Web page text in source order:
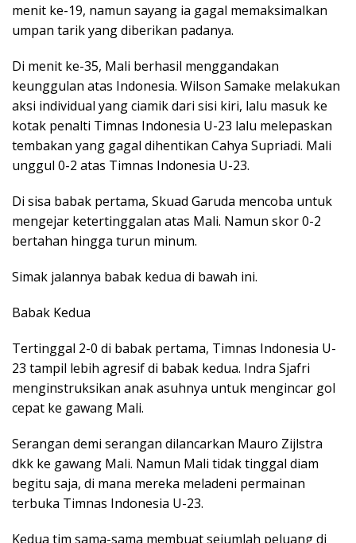
menit ke-19, namun sayang ia gagal memaksimalkan
umpan tarik yang diberikan padanya.
Di menit ke-35, Mali berhasil menggandakan
keunggulan atas Indonesia. Wilson Samake melakukan
aksi individual yang ciamik dari sisi kiri, lalu masuk ke
kotak penalti Timnas Indonesia U-23 lalu melepaskan
tembakan yang gagal dihentikan Cahya Supriadi. Mali
unggul 0-2 atas Timnas Indonesia U-23.
Di sisa babak pertama, Skuad Garuda mencoba untuk
mengejar ketertinggalan atas Mali. Namun skor 0-2
bertahan hingga turun minum.
Simak jalannya babak kedua di bawah ini.
Babak Kedua
Tertinggal 2-0 di babak pertama, Timnas Indonesia U-
23 tampil lebih agresif di babak kedua. Indra Sjafri
menginstruksikan anak asuhnya untuk mengincar gol
cepat ke gawang Mali.
Serangan demi serangan dilancarkan Mauro Zijlstra
dkk ke gawang Mali. Namun Mali tidak tinggal diam
begitu saja, di mana mereka meladeni permainan
terbuka Timnas Indonesia U-23.
Kedua tim sama-sama membuat sejumlah peluang di